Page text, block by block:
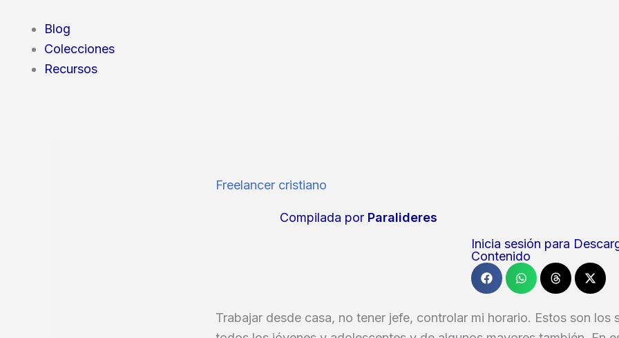
Blog
Colecciones
Recursos
Freelancer cristiano
Compilada por Paralideres
Inicia sesión para
Contenido
Trabajar desde casa, no tener jefe, controlar mi horario. Estos son los